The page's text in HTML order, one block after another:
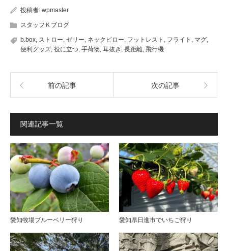
(新
し
ウ
ィ
ン
ド
ウ
で
ま
し
ウ
ィ
ン
ド
ウ
で
ま
投稿者: wpmaster
スタッフＫブログ
b.box, ストロー, ゼリー, ネックピロー, フットレスト , フライト , マグ,
便利グッズ, 役に立つ, 手荷物, 耳抜き , 長距離, 飛行機
前の記事 次の記事
関連記事一覧
愛知牧場ブルーベリー狩り 愛知県日進市でいちご狩り